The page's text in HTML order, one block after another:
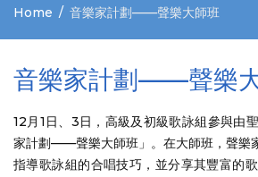
Home 音樂家計劃——聲樂大師班
音樂家計劃——聲樂
12月1日、3日，高級及初級歌詠組參與由
家計劃——聲樂大師班」。在大師班，聲
指導歌詠組的合唱技巧，並分享其豐富的